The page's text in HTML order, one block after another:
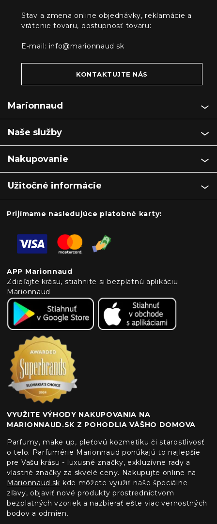
Stav a zmena online objednávky, reklamácie a
vrátenie tovaru, dostupnosť tovaru:
E-mail: info@marionnaud.sk
KONTAKTUJTE NÁS
Marionnaud
Naše služby
Nakupovanie
Užitočné informácie
Prijímame nasledujúce platobné karty:
APP Marionnaud
Zdieľajte krásu, stiahnite si bezplatnú aplikáciu
Marionnaud
VYUŽITE VÝHODY NAKUPOVANIA NA
MARIONNAUD.SK Z POHODLIA VÁŠHO DOMOVA
Parfumy, make up, pleťovú kozmetiku či starostlivosť
o telo. Parfumérie Marionnaud ponúkajú to najlepšie
pre Vašu krásu - luxusné značky, exkluzívne rady a
vlastné značky za skvelé ceny. Nakupujte online na
Marionnaud.sk kde môžete využiť naše špeciálne
zľavy, objaviť nové produkty prostredníctvom
bezplatných vzoriek a nazbierať ešte viac vernostných
bodov a odmien.